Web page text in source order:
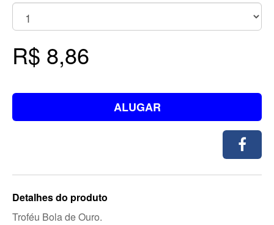
R$ 8,86
ALUGAR
Detalhes do produto
Troféu Bola de Ouro.